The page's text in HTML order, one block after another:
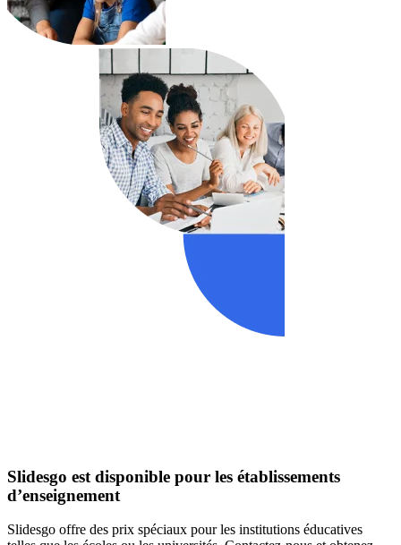
Slidesgo est disponible pour les établissements
d’enseignement
Slidesgo offre des prix spéciaux pour les institutions éducatives